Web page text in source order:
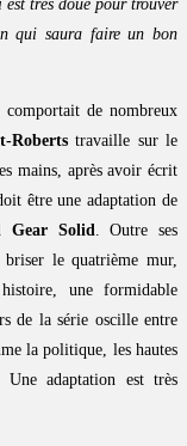
très doué pour trouver
qui saura faire un bon
de nombreux
Robertstravaille sur le
mains, après avoir écrit
être une adaptation de
Gear Solid. Outre ses
briser le quatrième mur,
une formidable
de la série oscille entre
la politique, les hautes
Une adaptation est très